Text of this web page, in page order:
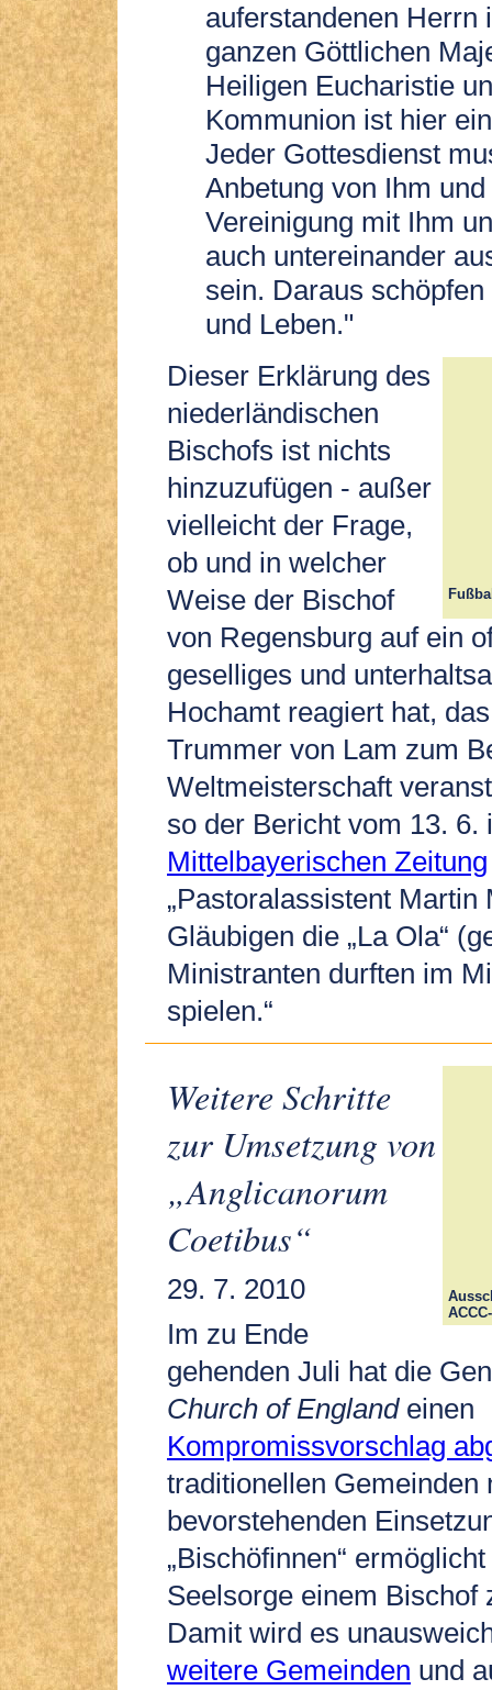
auferstandenen Herrn
ganzen Göttlichen
Heiligen Eucharistie
Kommunion ist hier
Jeder Gottesdienst
Anbetung von Ihm und
Vereinigung mit Ihm
auch untereinander
sein. Daraus
und Leben."
Dieser Erklärung des
niederländischen
Bischofs ist nichts
hinzuzufügen - außer
vielleicht der Frage,
ob und in welcher
Weise der Bischof
von Regensburg auf ein
geselliges und
Hochamt reagiert hat,
Trummer von Lam zum
Weltmeisterschaft
so der Bericht vom 13. 6.
Mittelbayerischen Zeitung
„Pastoralassistent Martin
Gläubigen die „La Ola“
Ministranten durften im
spielen.“
Weitere Schritte
zur Umsetzung von
„Anglicanorum
Coetibus“
29. 7. 2010
Im zu Ende
gehenden Juli hat die
Church of Englandeinen
Kompromissvorschlag
traditionellen Gemeinden
bevorstehenden
„Bischöfinnen“
Seelsorge einem Bischof
Damit wird es
weitere Gemeinden und